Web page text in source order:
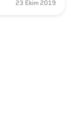
23 Ekim 2019